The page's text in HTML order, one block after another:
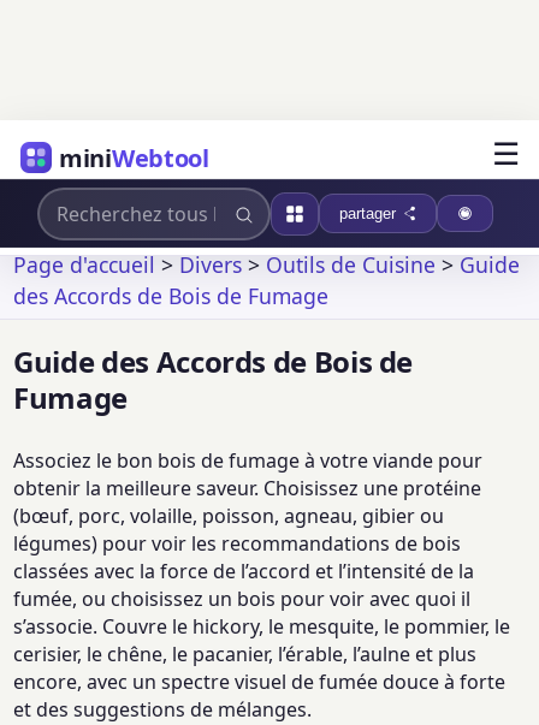
miniWebtool ☰
partager
Page d'accueil>Divers>Outils de Cuisine>Guide
des Accords de Bois de Fumage
Guide des Accords de Bois de
Fumage
Associez le bon bois de fumage à votre viande pour
obtenir la meilleure saveur. Choisissez une protéine
(bœuf, porc, volaille, poisson, agneau, gibier ou
légumes) pour voir les recommandations de bois
classées avec la force de l’accord et l’intensité de la
fumée, ou choisissez un bois pour voir avec quoi il
s’associe. Couvre le hickory, le mesquite, le pommier, le
cerisier, le chêne, le pacanier, l’érable, l’aulne et plus
encore, avec un spectre visuel de fumée douce à forte
et des suggestions de mélanges.